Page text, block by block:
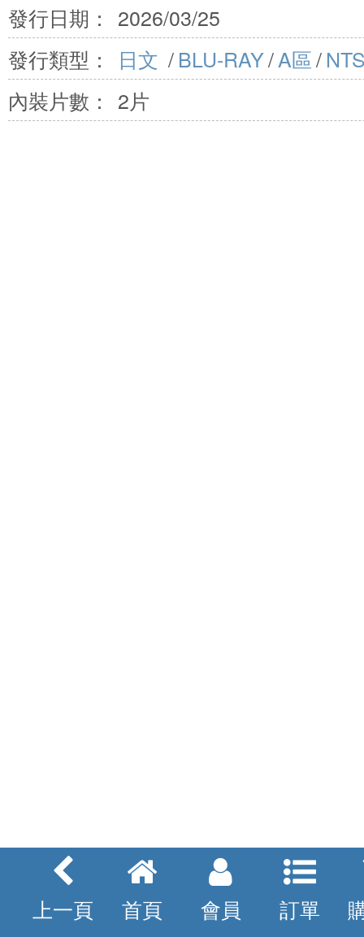
發行日期：
2026/03/25
發行類型：
日文 /BLU-RAY/A區/
內裝片數：
2片
上一頁 首頁 會員 訂單